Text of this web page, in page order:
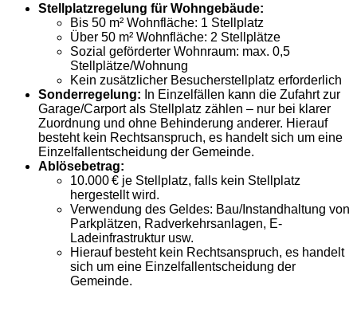
Stellplatzregelung für Wohngebäude:
Bis 50 m² Wohnfläche: 1 Stellplatz
Über 50 m² Wohnfläche: 2 Stellplätze
Sozial geförderter Wohnraum: max. 0,5
Stellplätze/Wohnung
Kein zusätzlicher Besucherstellplatz erforderlich
Sonderregelung: In Einzelfällen kann die Zufahrt zur
Garage/Carport als Stellplatz zählen – nur bei klarer
Zuordnung und ohne Behinderung anderer. Hierauf
besteht kein Rechtsanspruch, es handelt sich um eine
Einzelfallentscheidung der Gemeinde.
Ablösebetrag:
10.000 € je Stellplatz, falls kein Stellplatz
hergestellt wird.
Verwendung des Geldes: Bau/Instandhaltung von
Parkplätzen, Radverkehrsanlagen, E-
Ladeinfrastruktur usw.
Hierauf besteht kein Rechtsanspruch, es handelt
sich um eine Einzelfallentscheidung der
Gemeinde.